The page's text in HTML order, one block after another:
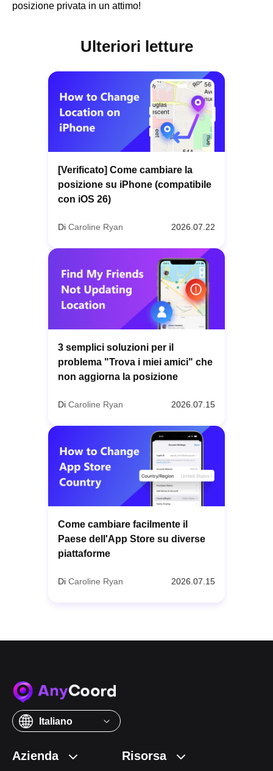
posizione privata in un attimo!
Ulteriori letture
[Verificato] Come cambiare la
posizione su iPhone (compatibile
con iOS 26)
Di Caroline Ryan 2026.07.22
3 semplici soluzioni per il
problema "Trova i miei amici" che
non aggiorna la posizione
Di Caroline Ryan 2026.07.15
Come cambiare facilmente il
Paese dell'App Store su diverse
piattaforme
Di Caroline Ryan 2026.07.15
Italiano
Azienda Risorsa